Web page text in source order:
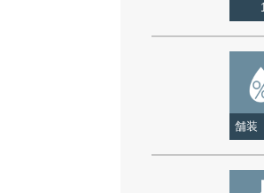
舗装